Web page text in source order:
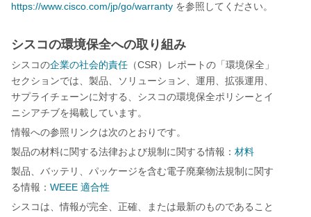
https://www.cisco.com/jp/go/warranty を参照してください。
シスコの環境保全への取り組み
シスコの企業の社会的責任 （CSR ）レポートの「環境保全」
セクションでは、製品、ソリューション、運用、拡張運用、
サプライチェーンに対する、シスコの環境保全ポリシーとイ
ニシアチブを掲載しています。
情報への参照リンクは次のとおりです。
製品の材料に関する法律および規制に関する情報： 材料
製品、バッテリ、パッケージを含む電子廃棄物法規制に関す
る情報： WEEE 適合性
シスコは、情報が完全、正確、または最新のものであること